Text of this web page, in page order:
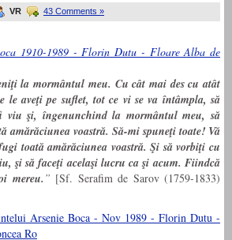
VR 43 Comments »
la mormântul meu. Cu cât mai des cu atât
le aveţi pe suflet, tot ce vi se va întâmpla, să
şi, îngenunchind la mormântul meu, să
amărăciunea voastră. Să-mi spuneţi toate! Vă
toată amărăciunea voastră. Şi să vorbiţi cu
şi să faceţi acelaşi lucru ca şi acum. Fiindcă
mereu. ” [Sf. Serafim de Sarov (1759-1833)